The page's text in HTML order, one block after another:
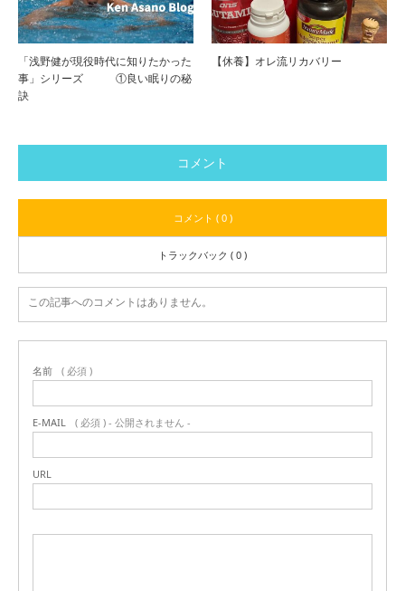
「浅野健が現役時代に知りたかった
事」シリーズ ①良い眠りの秘
訣
【休養】オレ流リカバリー
コメント
コメント ( 0 )
トラックバック ( 0 )
この記事へのコメントはありません。
名前 ( 必須 )
E-MAIL ( 必須 ) - 公開されません -
URL